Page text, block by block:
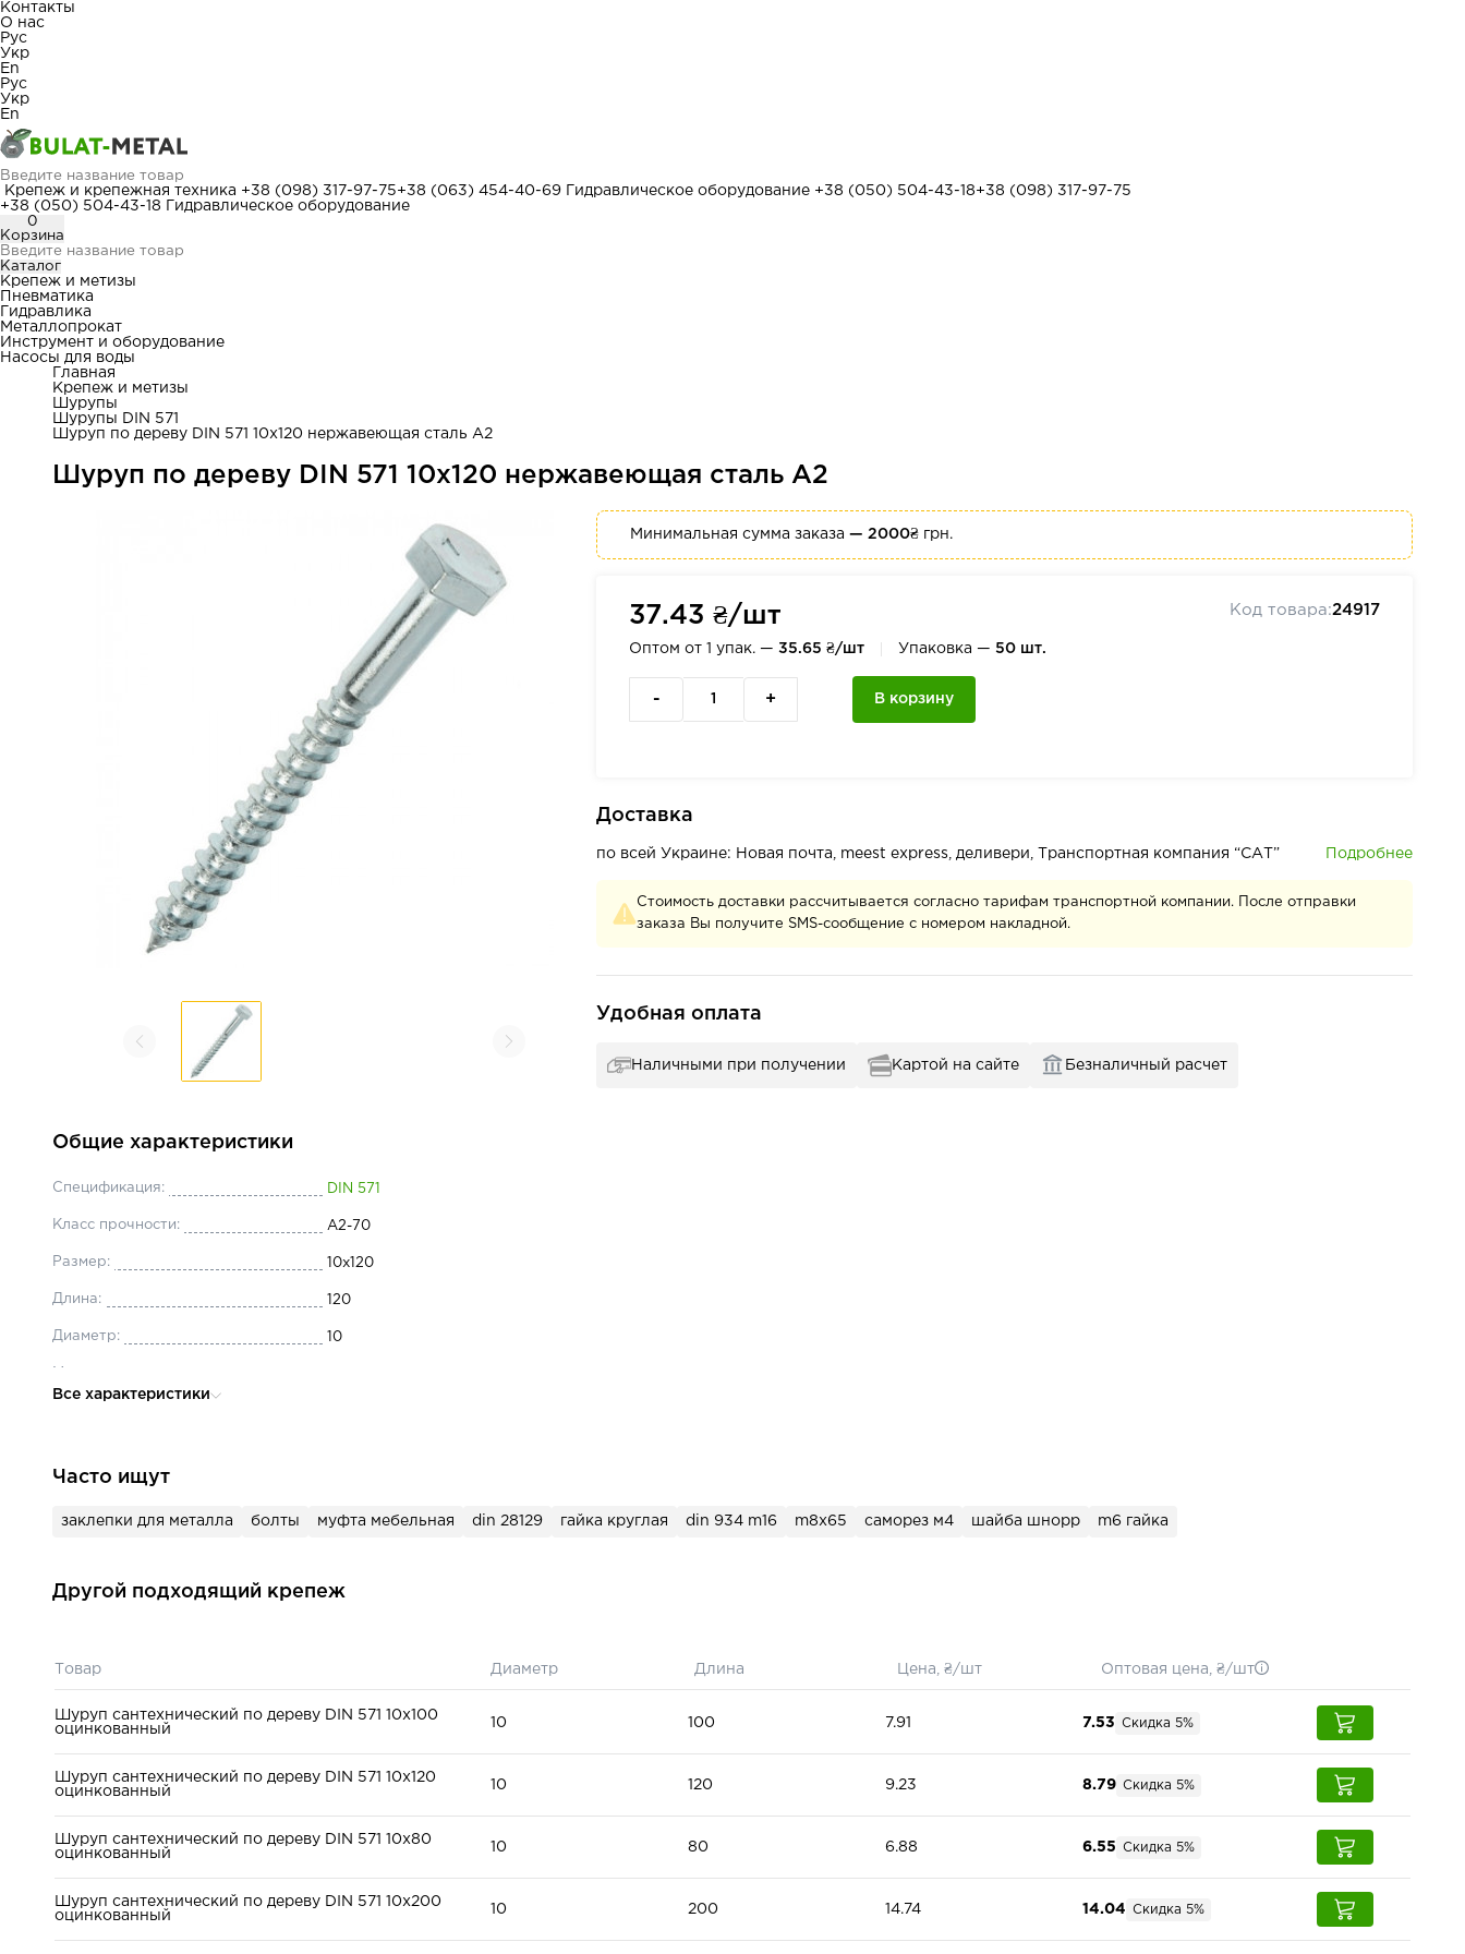
Контакты
О нас
Рус
Укр
En
Рус
Укр
En
Крепеж и крепежная техника +38 (098) 317-97-75+38 (063) 454-40-69 Гидравлическое оборудование +38 (050) 504-43-18+38 (098) 317-97-75
+38 (050) 504-43-18
Гидравлическое оборудование
0
Корзина
Каталог
Крепеж и метизы
Пневматика
Гидравлика
Металлопрокат
Инструмент и оборудование
Насосы для воды
Главная
Крепеж и метизы
Шурупы
Шурупы DIN 571
Шуруп по дереву DIN 571 10x120 нержавеющая сталь А2
Шуруп по дереву DIN 571 10x120 нержавеющая сталь А2
Минимальная сумма заказа— 2000₴ грн.
37.43 ₴/шт Код товара:24917
Оптом от 1 упак. —35.65 ₴/шт Упаковка —50 шт.
- + В корзину
Доставка
по всей Украине: Новая почта, meest express, деливери, Транспортная компания “САТ” Подробнее
Стоимость доставки рассчитывается согласно тарифам транспортной компании. После отправки
заказа Вы получите SMS-сообщение с номером накладной.
Удобная оплата
Наличными при получении Картой на сайте Безналичный расчет
Общие характеристики
Спецификация: DIN 571
Класс прочности: А2-70
Размер: 10x120
Длина: 120
Диаметр: 10
Все характеристики
Часто ищут
заклепки для металла болты муфта мебельная din 28129 гайка круглая din 934 m16 m8x65 саморез м4 шайба шнорр m6 гайка
Другой подходящий крепеж
Товар Диаметр Длина Цена, ₴/шт Оптовая цена, ₴/шт
Шуруп сантехнический по дереву DIN 571 10x100
оцинкованный
10 100 7.91 7.53 Скидка 5%
Шуруп сантехнический по дереву DIN 571 10x120
оцинкованный
10 120 9.23 8.79 Скидка 5%
Шуруп сантехнический по дереву DIN 571 10x80
оцинкованный
10 80 6.88 6.55 Скидка 5%
Шуруп сантехнический по дереву DIN 571 10x200
оцинкованный
10 200 14.74 14.04 Скидка 5%